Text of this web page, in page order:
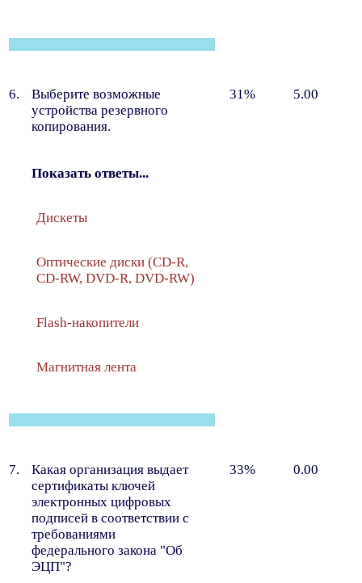
6.
Выберите возможные
устройства резервного
копирования.
31% 5.00
Показать ответы...
Дискеты
Оптические диски (CD-R,
CD-RW, DVD-R, DVD-RW)
Flash-накопители
Магнитная лента
7.
Какая организация выдает
сертификаты ключей
электронных цифровых
подписей в соответствии с
требованиями
федерального закона "Об
ЭЦП"?
33% 0.00